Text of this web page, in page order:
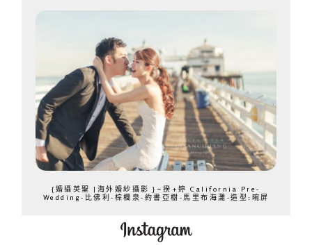
{婚攝英聖 |海外婚紗攝影 }~揆+婷 California Pre-
Wedding-比佛利-棕櫚泉-約書亞樹-馬里布海灘-造型:晼屏